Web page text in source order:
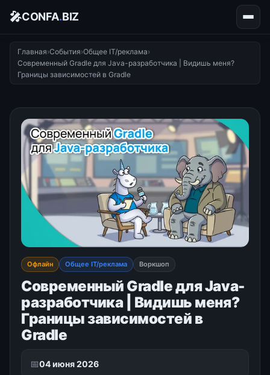
🎤CONFA.BIZ
Главная›События›Общее IT/реклама›
Современный Gradle для Java-разработчика | Видишь меня?
Границы зависимостей в Gradle
Офлайн Общее IT/реклама Воркшоп
Современный Gradle для Java-
разработчика | Видишь меня?
Границы зависимостей в
Gradle
📅04 июня 2026